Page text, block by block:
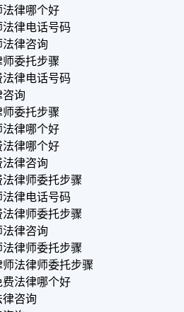
律哪个好
律电话号码
律咨询
委托步骤
律电话号码
咨询
委托步骤
律哪个好
律哪个好
法律咨询
律师委托步骤
律电话号码
律师委托步骤
律咨询
律师委托步骤
法律师委托步骤
法律哪个好
咨询